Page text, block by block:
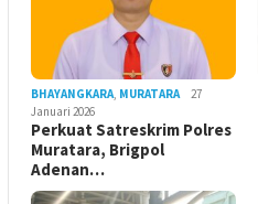
BHAYANGKARA, MURATARA
27
Januari 2026
Perkuat Satreskrim Polres
Muratara, Brigpol
Adenan…